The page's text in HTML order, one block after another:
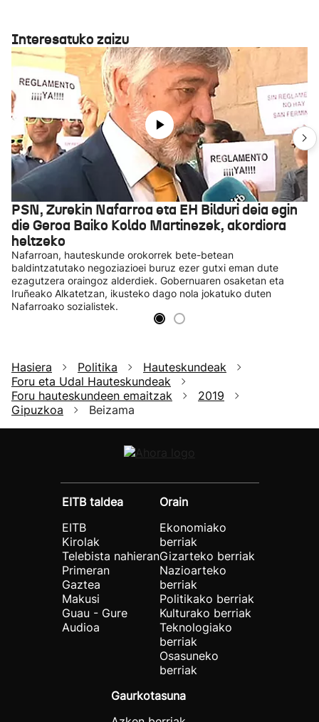
Interesatuko zaizu
PSN, Zurekin Nafarroa eta EH Bilduri deia egin
die Geroa Baiko Koldo Martinezek, akordiora
heltzeko
Nafarroan, hauteskunde orokorrek bete-betean
baldintzatutako negoziazioei buruz ezer gutxi eman dute
ezagutzera oraingoz alderdiek. Gobernuaren osaketan eta
Iruñeako Alkatetzan, ikusteko dago nola jokatuko duten
Nafarroako sozialistek.
Hasiera Politika
Hauteskundeak
Foru eta Udal Hauteskundeak
Foru hauteskundeen emaitzak
2019
Gipuzkoa
Beizama
EITB taldea
EITB
Kirolak
Telebista nahieran
Primeran
Gaztea
Makusi
Guau - Gure
Audioa
Orain
Ekonomiako
berriak
Gizarteko berriak
Nazioarteko
berriak
Politikako berriak
Kulturako berriak
Teknologiako
berriak
Osasuneko
berriak
Gaurkotasuna